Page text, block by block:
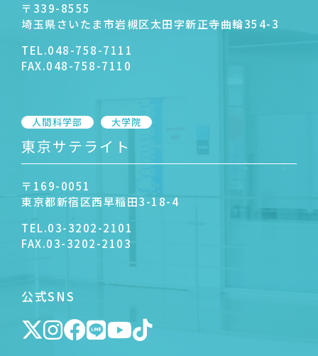
〒339-8555
埼玉県さいたま市岩槻区太田字新正寺曲輪354-3
TEL.048-758-7111
FAX.048-758-7110
人間科学部 大学院
東京サテライト
〒169-0051
東京都新宿区西早稲田3-18-4
TEL.03-3202-2101
FAX.03-3202-2103
公式SNS